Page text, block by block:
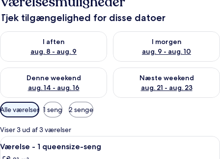
Tjek tilgængelighed for disse datoer
I aften
aug. 8 - aug. 9
Tjek tilgængelighed for i aften aug. 8 - aug. 9
I morgen
aug. 9 - aug. 10
Tjek tilgængelighed for i
Denne weekend
aug. 14 - aug. 16
Tjek tilgængelighed for denne weekend aug. 14 - aug. 16
Næste weekend
aug. 21 - aug. 23
Tjek tilgængelighed for næste
Tilgængelige
filtre
for
værelser
Alle værelser 1 seng 2 senge
Viser 3 ud af 3 værelser
Indlæs
alle
Værelse - 1 queensize-seng |
7
Værelse - 1 queensize-seng